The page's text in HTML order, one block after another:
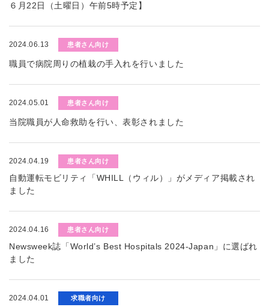
６月22日（土曜日）午前5時予定】
2024.06.13 患者さん向け
職員で病院周りの植栽の手入れを行いました
2024.05.01 患者さん向け
当院職員が人命救助を行い、表彰されました
2024.04.19 患者さん向け
自動運転モビリティ「WHILL（ウィル）」がメディア掲載され
ました
2024.04.16 患者さん向け
Newsweek誌「World’s Best Hospitals 2024-Japan」に選ばれ
ました
2024.04.01 求職者向け